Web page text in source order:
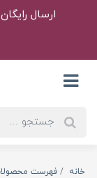
ارسال رایگان
خانه فهرست